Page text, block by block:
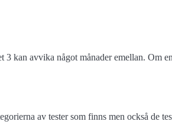
kan avvika något månader emellan. Om
av tester som finns men också de